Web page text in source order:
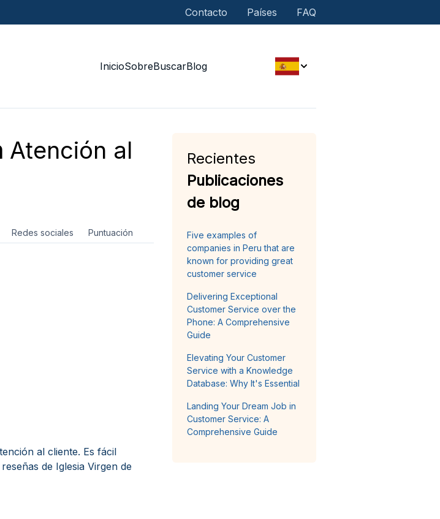
Contacto Países FAQ
InicioSobreBuscarBlog
Atención al
Redes sociales Puntuación
al cliente. Es fácil
de Iglesia Virgen de
Recientes
Publicaciones
de blog
Five examples of
companies in Peru that are
known for providing great
customer service
Delivering Exceptional
Customer Service over the
Phone: A Comprehensive
Guide
Elevating Your Customer
Service with a Knowledge
Database: Why It's Essential
Landing Your Dream Job in
Customer Service: A
Comprehensive Guide